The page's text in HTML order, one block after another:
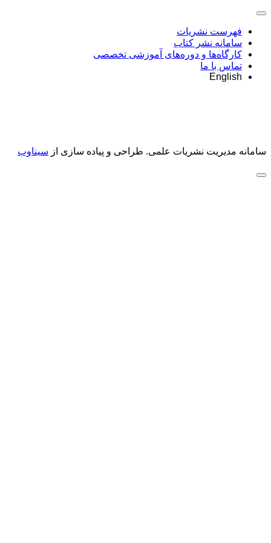
فهرست نشریات
سامانه نشر کتاب
کارگاه‌ها و دوره‌های آموزشی تخصصی
تماس با ما
English
سامانه مدیریت نشریات علمی. طراحی و پیاده سازی از سیناوب